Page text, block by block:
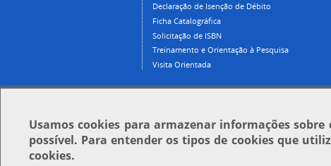
Declaração de Isenção de Débito
Ficha Catalográfica
Solicitação de ISBN
Treinamento e Orientação à Pesquisa
Visita Orientada
Usamoscookies para armazenar informações
possível. Para entender os tipos de cookies que
cookies.